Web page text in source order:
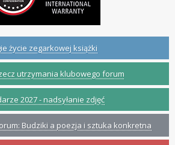
życie zegarkowej książki
utrzymania klubowego forum
2027 - nadsyłanie zdjęć
Budziki a poezja i sztuka konkretna